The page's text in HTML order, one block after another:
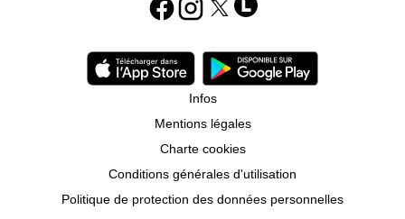
Infos
Mentions légales
Charte cookies
Conditions générales d'utilisation
Politique de protection des données personnelles